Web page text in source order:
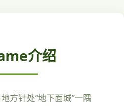
介绍
方针处“地下面城”一隅